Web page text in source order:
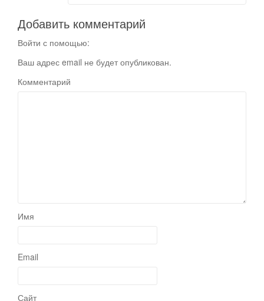
Добавить комментарий
Войти с помощью:
Ваш адрес email не будет опубликован.
Комментарий
Имя
Email
Сайт